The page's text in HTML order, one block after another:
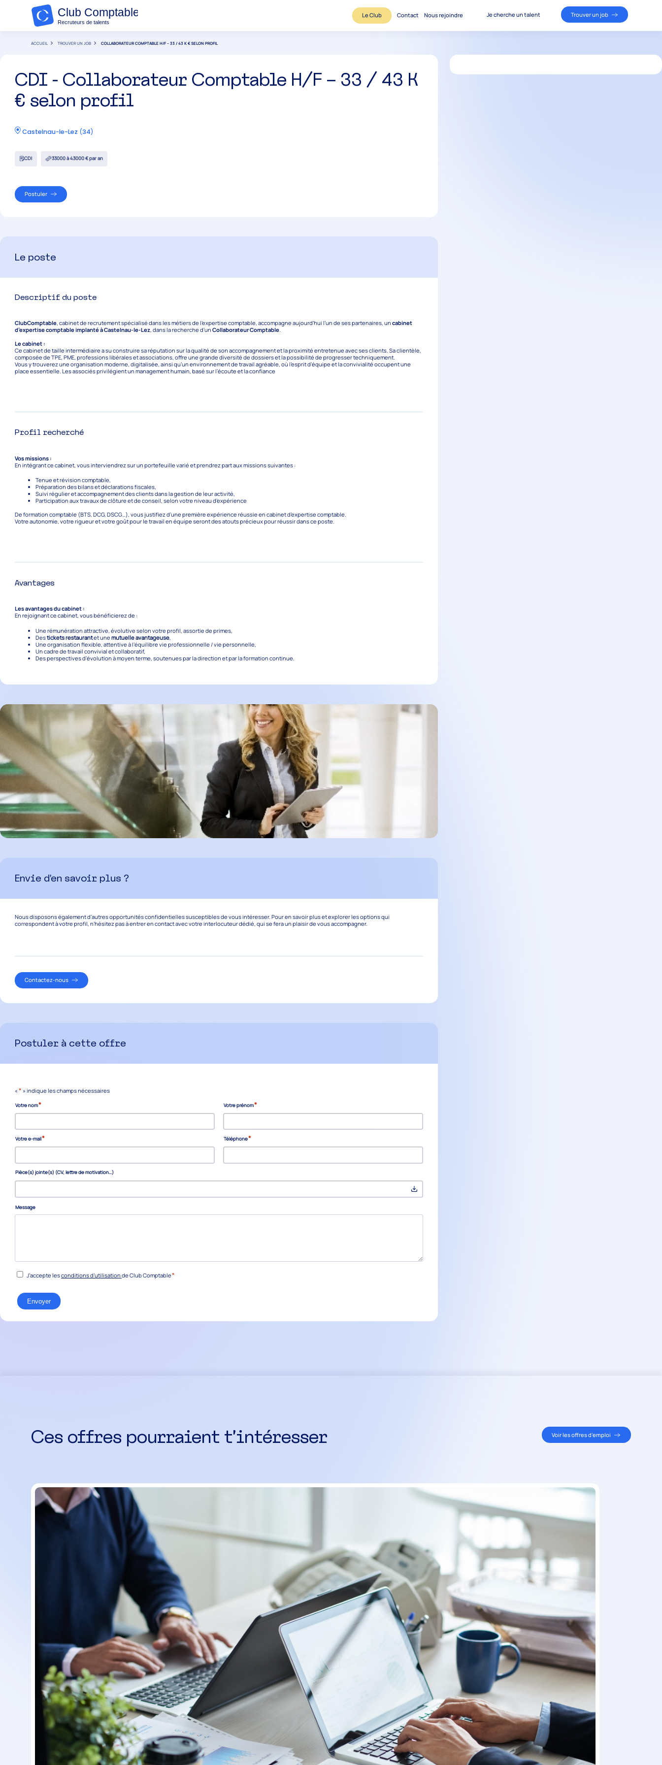
Le Club Contact Nous rejoindre Je cherche un talent Trouver un job
ACCUEIL TROUVER UN JOB COLLABORATEUR COMPTABLE H/F – 33 / 43 K € SELON PROFIL
CDI - Collaborateur Comptable H/F – 33 / 43 K
€ selon profil
Castelnau-le-Lez (34)
CDI 33000 à 43000 € par an
Postuler
Le poste
Descriptif du poste
ClubComptable, cabinet de recrutement spécialisé dans les métiers de l’expertise comptable, accompagne aujourd’hui l’un de ses partenaires, uncabinet
d’expertise comptable implanté à Castelnau-le-Lez, dans la recherche d’unCollaborateur Comptable.
Le cabinet :
Ce cabinet de taille intermédiaire a su construire sa réputation sur la qualité de son accompagnement et la proximité entretenue avec ses clients. Sa clientèle,
composée de TPE, PME, professions libérales et associations, offre une grande diversité de dossiers et la possibilité de progresser techniquement.
Vous y trouverez une organisation moderne, digitalisée, ainsi qu’un environnement de travail agréable, où l’esprit d’équipe et la convivialité occupent une
place essentielle. Les associés privilégient un management humain, basé sur l’écoute et la confiance
Profil recherché
Vos missions :
En intégrant ce cabinet, vous interviendrez sur un portefeuille varié et prendrez part aux missions suivantes :
Tenue et révision comptable,
Préparation des bilans et déclarations fiscales,
Suivi régulier et accompagnement des clients dans la gestion de leur activité,
Participation aux travaux de clôture et de conseil, selon votre niveau d’expérience
De formation comptable (BTS, DCG, DSCG…), vous justifiez d’une première expérience réussie en cabinet d’expertise comptable.
Votre autonomie, votre rigueur et votre goût pour le travail en équipe seront des atouts précieux pour réussir dans ce poste.
Avantages
Les avantages du cabinet :
En rejoignant ce cabinet, vous bénéficierez de :
Une rémunération attractive, évolutive selon votre profil, assortie de primes,
Destickets restaurantet une mutuelle avantageuse,
Une organisation flexible, attentive à l’équilibre vie professionnelle / vie personnelle,
Un cadre de travail convivial et collaboratif,
Des perspectives d’évolution à moyen terme, soutenues par la direction et par la formation continue.
Envie d’en savoir plus ?
Nous disposons également d’autres opportunités confidentielles susceptibles de vous intéresser. Pour en savoir plus et explorer les options qui
correspondent à votre profil, n’hésitez pas à entrer en contact avec votre interlocuteur dédié, qui se fera un plaisir de vous accompagner.
Contactez-nous
Postuler à cette offre
«* » indique les champs nécessaires
Votre nom* Votre prénom*
Votre e-mail* Téléphone*
Pièce(s) jointe(s) (CV, lettre de motivation…)
Message
RGPD *
J’accepte lesconditions d’utilisation de Club Comptable*
Envoyer
Ces offres pourraient t’intéresser Voir les offres d’emploi